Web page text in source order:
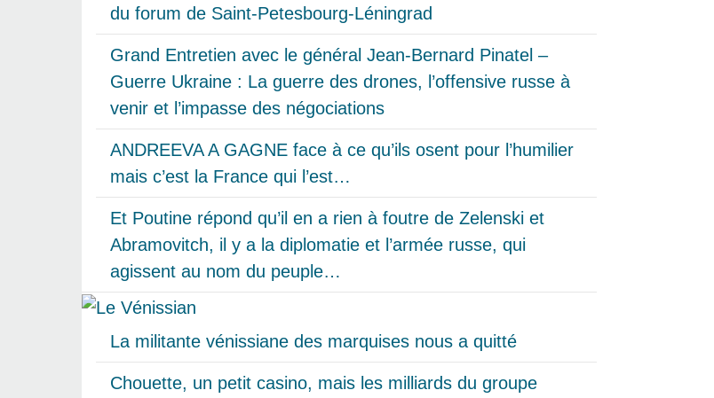
du forum de Saint-Petesbourg-Léningrad
Grand Entretien avec le général Jean-Bernard Pinatel –
Guerre Ukraine : La guerre des drones, l’offensive russe à
venir et l’impasse des négociations
ANDREEVA A GAGNE face à ce qu’ils osent pour l’humilier
mais c’est la France qui l’est…
Et Poutine répond qu’il en a rien à foutre de Zelenski et
Abramovitch, il y a la diplomatie et l’armée russe, qui
agissent au nom du peuple…
La militante vénissiane des marquises nous a quitté
Chouette, un petit casino, mais les milliards du groupe